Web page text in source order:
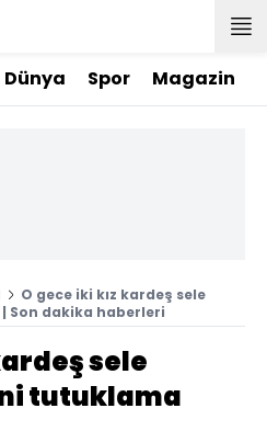
Dünya Spor Magazin
O gece iki kız kardeş sele
Son dakika haberleri
sele
tutuklama